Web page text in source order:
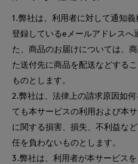
1.弊社は、利用者に対して通知
登録しているeメールアドレスへ
た、商品のお届けについては、
た送付先に商品を配送などする
ものとします。
2.弊社は、法律上の請求原因如
ても本サービスの利用および本
に関する損害、損失、不利益な
任を負わないものとします。
3.弊社は、利用者が本サービス